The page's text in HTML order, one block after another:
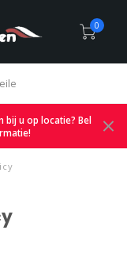
0
u op locatie? Bel